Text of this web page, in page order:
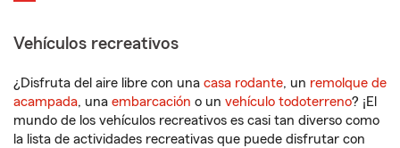
Vehículos recreativos
¿Disfruta del aire libre con una casa rodante, un remolque de
acampada, una embarcación o un vehículo todoterreno? ¡El
mundo de los vehículos recreativos es casi tan diverso como
la lista de actividades recreativas que puede disfrutar con